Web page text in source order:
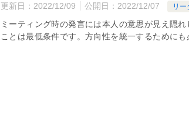
更新日： 2022/12/09 公開日： 2022/12/07 リー
ミーティング時の発言には本人の意思が見え隠
ことは最低条件です。方向性を統一するためにも